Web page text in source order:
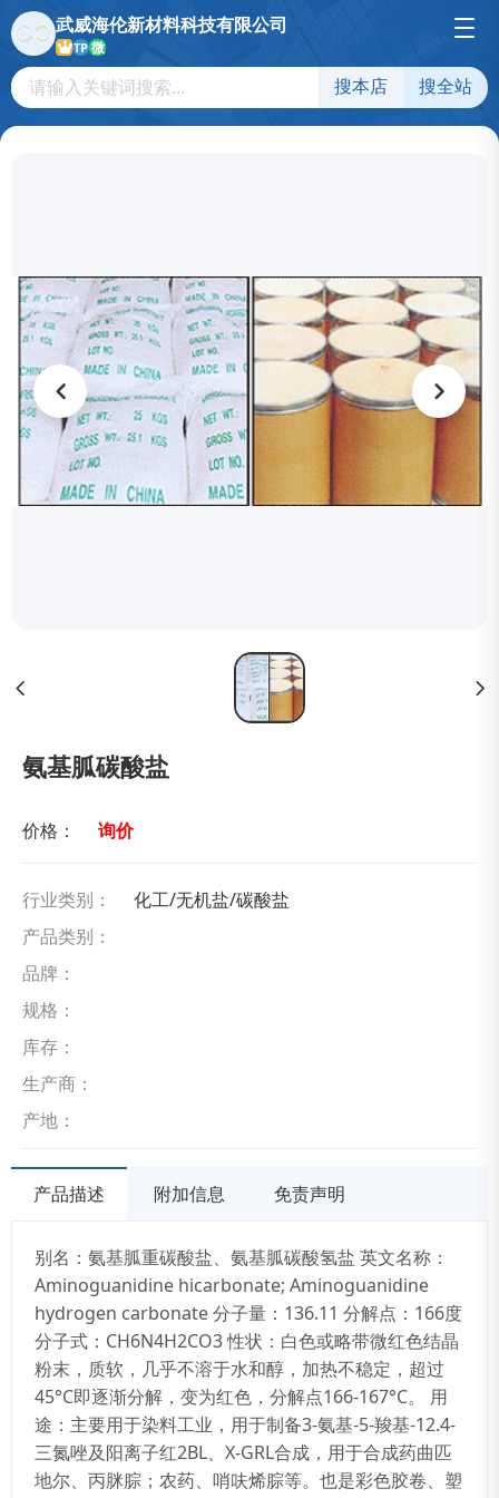
武威海伦新材料科技有限公司
TP微
搜本店 搜全站
氨基胍碳酸盐
价格： 询价
行业类别：
化工/无机盐/碳酸盐
产品类别：
品牌：
规格：
库存：
生产商：
产地：
产品描述 附加信息 免责声明
别名：氨基胍重碳酸盐、氨基胍碳酸氢盐 英文名称：
Aminoguanidine hicarbonate; Aminoguanidine
hydrogen carbonate 分子量：136.11 分解点：166度
分子式：CH6N4H2CO3 性状：白色或略带微红色结晶
粉末，质软，几乎不溶于水和醇，加热不稳定，超过
45°C即逐渐分解，变为红色，分解点166-167°C。 用
途：主要用于染料工业，用于制备3-氨基-5-羧基-12.4-
三氮唑及阳离子红2BL、X-GRL合成，用于合成药曲匹
地尔、丙脒腙；农药、哨呋烯腙等。也是彩色胶卷、塑